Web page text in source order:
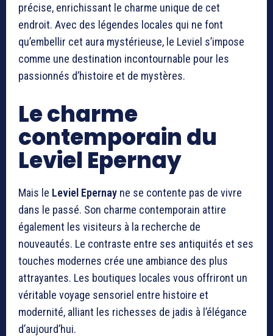
précise, enrichissant le charme unique de cet
endroit. Avec des légendes locales qui ne font
qu’embellir cet aura mystérieuse, le Leviel s’impose
comme une destination incontournable pour les
passionnés d’histoire et de mystères.
Le charme
contemporain du
Leviel Epernay
Mais le Leviel Epernay ne se contente pas de vivre
dans le passé. Son charme contemporain attire
également les visiteurs à la recherche de
nouveautés. Le contraste entre ses antiquités et ses
touches modernes crée une ambiance des plus
attrayantes. Les boutiques locales vous offriront un
véritable voyage sensoriel entre histoire et
modernité, alliant les richesses de jadis à l’élégance
d’aujourd’hui.